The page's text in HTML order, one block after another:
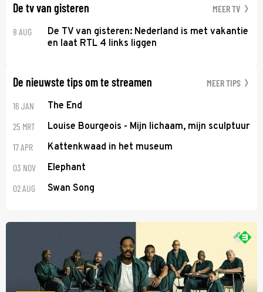
De tv van gisteren MEER TV
8 AUG
De TV van gisteren: Nederland is met vakantie
en laat RTL 4 links liggen
De nieuwste tips om te streamen MEER TIPS
16 JAN The End
25 MRT Louise Bourgeois - Mijn lichaam, mijn sculptuur
17 APR Kattenkwaad in het museum
03 NOV Elephant
02 AUG Swan Song